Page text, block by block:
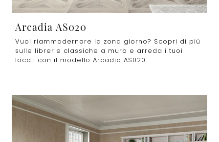
Arcadia AS020
Vuoi riammodernare la zona giorno? Scopri di più
sulle librerie classiche a muro e arreda i tuoi
locali con il modello Arcadia AS020.